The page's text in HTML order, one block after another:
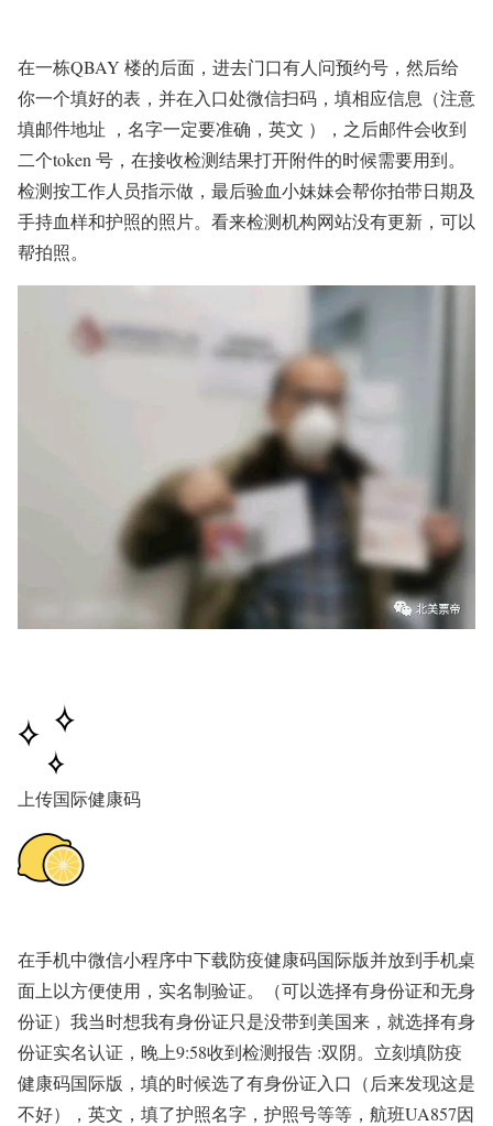
在一栋QBAY 楼的后面，进去门口有人问预约号，然后给
你一个填好的表，并在入口处微信扫码，填相应信息（注意
填邮件地址 ，名字一定要准确，英文 ），之后邮件会收到
二个token 号，在接收检测结果打开附件的时候需要用到。
检测按工作人员指示做，最后验血小妹妹会帮你拍带日期及
手持血样和护照的照片。看来检测机构网站没有更新，可以
帮拍照。
上传国际健康码
在手机中微信小程序中下载防疫健康码国际版并放到手机桌
面上以方便使用，实名制验证。（可以选择有身份证和无身
份证）我当时想我有身份证只是没带到美国来，就选择有身
份证实名认证，晚上9:58收到检测报告 :双阴。立刻填防疫
健康码国际版，填的时候选了有身份证入口（后来发现这是
不好），英文，填了护照名字，护照号等等，航班UA857因